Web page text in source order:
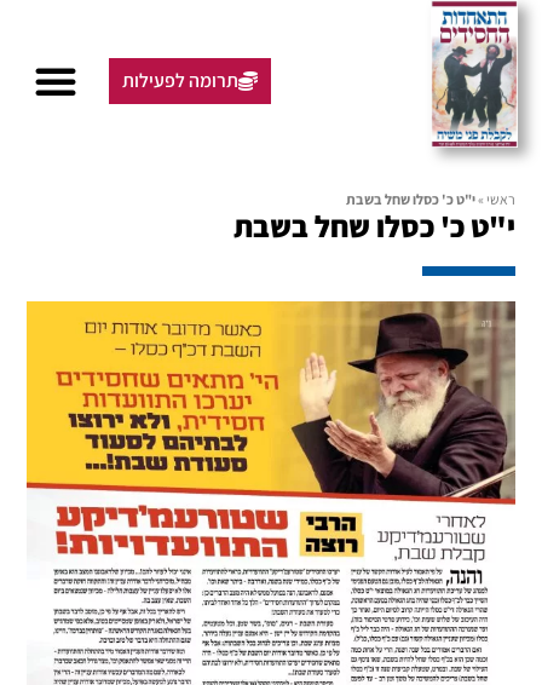
תרומה לפעילות
ראשי »י"ט כ' כסלו שחל בשבת
י"ט כ' כסלו שחל בשבת